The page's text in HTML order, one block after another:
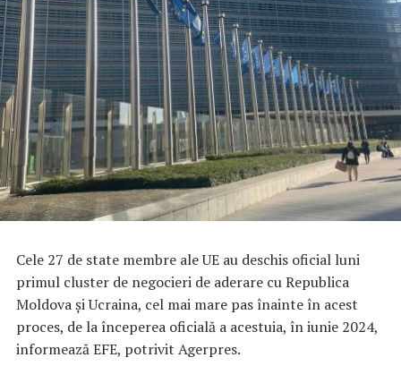
Cele 27 de state membre ale UE au deschis oficial luni
primul cluster de negocieri de aderare cu Republica
Moldova şi Ucraina, cel mai mare pas înainte în acest
proces, de la începerea oficială a acestuia, în iunie 2024,
informează EFE, potrivit Agerpres.